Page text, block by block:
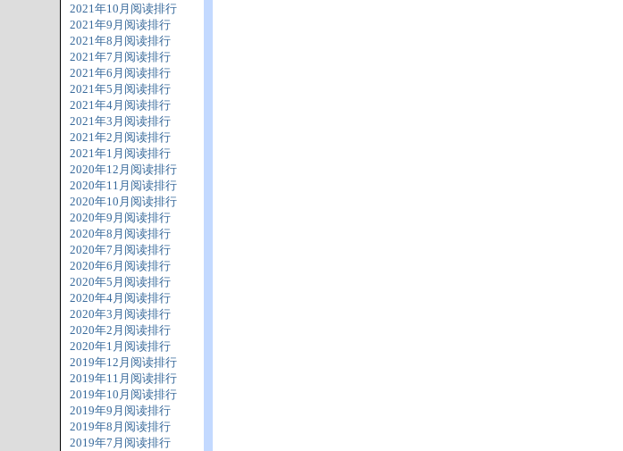
2021年10月阅读排行
2021年9月阅读排行
2021年8月阅读排行
2021年7月阅读排行
2021年6月阅读排行
2021年5月阅读排行
2021年4月阅读排行
2021年3月阅读排行
2021年2月阅读排行
2021年1月阅读排行
2020年12月阅读排行
2020年11月阅读排行
2020年10月阅读排行
2020年9月阅读排行
2020年8月阅读排行
2020年7月阅读排行
2020年6月阅读排行
2020年5月阅读排行
2020年4月阅读排行
2020年3月阅读排行
2020年2月阅读排行
2020年1月阅读排行
2019年12月阅读排行
2019年11月阅读排行
2019年10月阅读排行
2019年9月阅读排行
2019年8月阅读排行
2019年7月阅读排行